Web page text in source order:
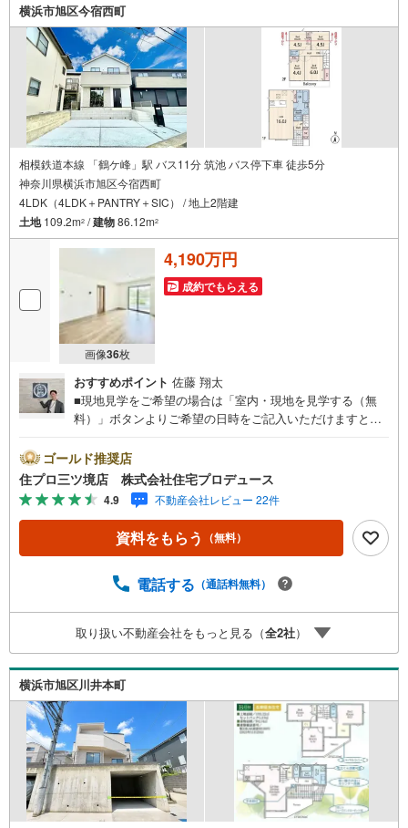
横浜市旭区今宿西町
相模鉄道本線 「鶴ケ峰」駅 バス11分 筑池 バス停下車 徒歩5分
神奈川県横浜市旭区今宿西町
4LDK（4LDK＋PANTRY＋SIC） / 地上2階建
土地109.2m2 /建物86.12m2
画像36枚
4,190万円
成約でもらえる
おすすめポイント 佐藤 翔太
■現地見学をご希望の場合は「室内・現地を見学する（無
料）」ボタンよりご希望の日時をご記入いただけますとス
泉区・戸塚区・保土ケ谷区・大和市の不動産売買専門会社
です！ 最新物件情報や当社限定の物件情報も多数ご用意！
お気軽にお問合せ下さい!! -------------- 弊社独自の住宅ローン
提案システム 弊社ではファイナンシャル専門スタッフによ
る【丁寧な資金アドバイス】【ファイナンシャルプラン提
案書の作成】を随時行っております。意外に知らないお客
加入できる無料の生命保険】【13年間もらえる、国からの
後から始まる【住宅ローン返済】65歳以上から必要になる
【老後の費用負担】住宅探しの【このタイミング】で不安
な部分を明確にしていきませんか？？ --------------
ゴールド推奨店
住プロ三ツ境店 株式会社住宅プロデュース
4.9 不動産会社レビュー 22件
資料をもらう （無料）
電話する （通話料無料）
取り扱い不動産会社をもっと見る（全2社）
横浜市旭区川井本町